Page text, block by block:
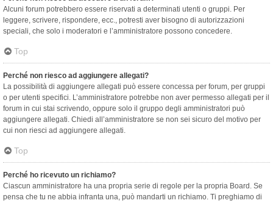
Alcuni forum potrebbero essere riservati a determinati utenti o gruppi. Per
leggere, scrivere, rispondere, ecc., potresti aver bisogno di autorizzazioni
speciali, che solo i moderatori e l’amministratore possono concedere.
Top
Perché non riesco ad aggiungere allegati?
La possibilità di aggiungere allegati può essere concessa per forum, per gruppi
o per utenti specifici. L’amministratore potrebbe non aver permesso allegati per il
forum in cui stai scrivendo, oppure solo il gruppo degli amministratori può
aggiungere allegati. Chiedi all’amministratore se non sei sicuro del motivo per
cui non riesci ad aggiungere allegati.
Top
Perché ho ricevuto un richiamo?
Ciascun amministratore ha una propria serie di regole per la propria Board. Se
pensa che tu ne abbia infranta una, può mandarti un richiamo. Ti preghiamo di